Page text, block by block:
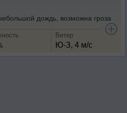
дождь, возможна гроза
Ветер
Ю-З, 4 м/с